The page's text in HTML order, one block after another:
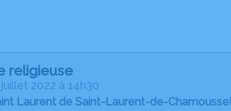
religieuse
juillet 2022 à 14h30
Laurent de Saint-Laurent-de-